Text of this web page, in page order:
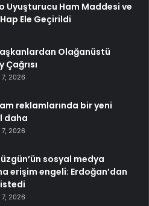
Uyuşturucu Ham Maddesi ve
Ele Geçirildi
Olağanüstü
Çağrısı
2026
reklamlarında bir yeni
daha
2026
sosyal medya
erişim engeli: Erdoğan’dan
2026